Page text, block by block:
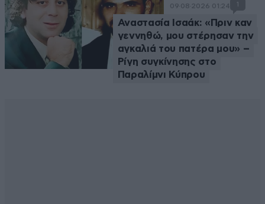
09·08·2026 01:24
1
Αναστασία Ισαάκ: «Πριν καν
γεννηθώ, μου στέρησαν την
αγκαλιά του πατέρα μου» –
Ρίγη συγκίνησης στο
Παραλίμνι Κύπρου